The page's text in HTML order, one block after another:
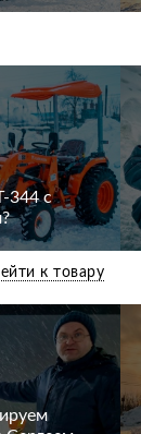
344 с
к товару